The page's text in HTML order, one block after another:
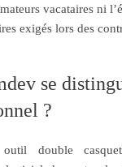
vacataires ni
exigés lors des
se
?
double